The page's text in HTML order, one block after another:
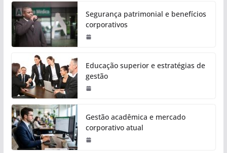
Segurança patrimonial e benefícios
corporativos
Educação superior e estratégias de
gestão
Gestão acadêmica e mercado
corporativo atual